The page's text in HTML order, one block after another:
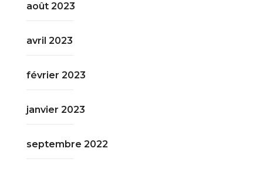
août 2023
avril 2023
février 2023
janvier 2023
septembre 2022